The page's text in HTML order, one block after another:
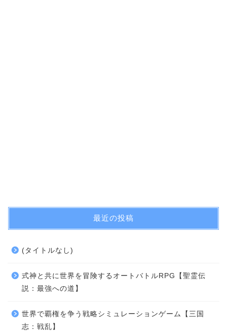
最近の投稿
(タイトルなし)
式神と共に世界を冒険するオートバトルRPG【聖霊伝
説：最強への道】
世界で覇権を争う戦略シミュレーションゲーム【三国
志：戦乱】